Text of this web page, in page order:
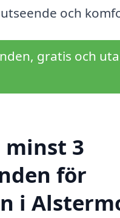
och
gratis och
minst 3
för
i